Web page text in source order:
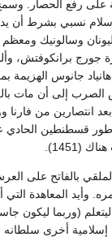
على رفع الحصار.
نسبي بشرط أن
وسالونيك ومعظم
جورج برانكوفتش،
جانوس الهزيمة
الصرب إلى أن مات
بعد انتصارين من
قسطنطين
(1451).
بالفاتح على
وأيد المعاهدة
(وربما ليكون
أخرى سلطانه